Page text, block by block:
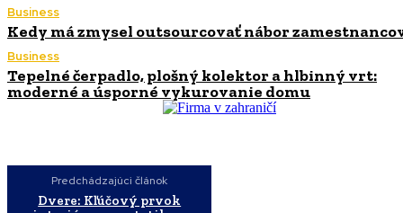
Business
Kedy má zmysel outsourcovať nábor
Business
Tepelné čerpadlo, plošný kolektor a hlbinný vrt:
moderné a úsporné vykurovanie domu
Predchádzajúci článok
Dvere: Kľúčový prvok